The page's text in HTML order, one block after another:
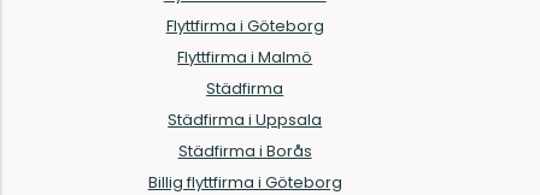
Flyttfirma i Göteborg
Flyttfirma i Malmö
Städfirma
Städfirma i Uppsala
Städfirma i Borås
Billig flyttfirma i Göteborg